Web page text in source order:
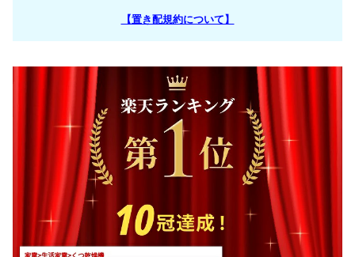
【置き配規約について】